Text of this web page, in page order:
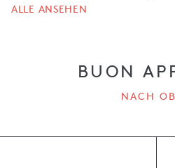
ALLE ANSEHEN
BUON
NACH